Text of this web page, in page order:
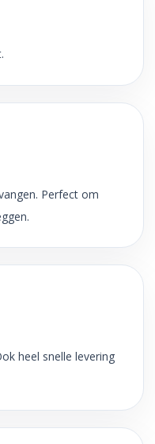
Perfect om
heel snelle levering